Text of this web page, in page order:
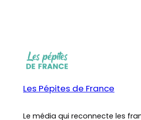
Les Pépites de France
Le média qui reconnecte les